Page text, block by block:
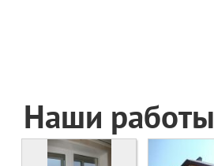
Наши работы